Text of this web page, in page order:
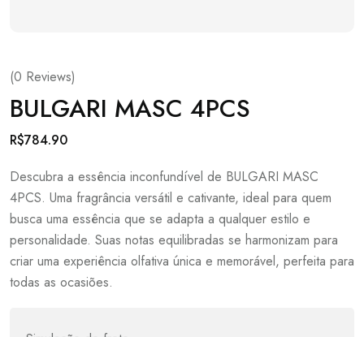
(0 Reviews)
BULGARI MASC 4PCS
R$784.90
Descubra a essência inconfundível de BULGARI MASC
4PCS. Uma fragrância versátil e cativante, ideal para quem
busca uma essência que se adapta a qualquer estilo e
personalidade. Suas notas equilibradas se harmonizam para
criar uma experiência olfativa única e memorável, perfeita para
todas as ocasiões.